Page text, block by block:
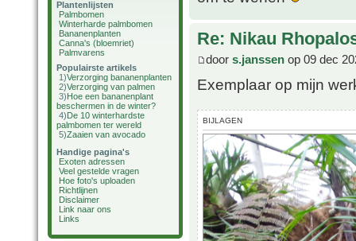
Plantenlijsten
Palmbomen
Winterharde palmbomen
Bananenplanten
Canna's (bloemriet)
Palmvarens
Populairste artikels
1)Verzorging bananenplanten
2)Verzorging van palmen
3)Hoe een bananenplant
beschermen in de winter?
4)De 10 winterhardste
palmbomen ter wereld
5)Zaaien van avocado
Handige pagina's
Exoten adressen
Veel gestelde vragen
Hoe foto's uploaden
Richtlijnen
Disclaimer
Link naar ons
Links
Re: Nikau
door s.janssen op 09 dec
Exemplaar op mijn
BIJLAGEN